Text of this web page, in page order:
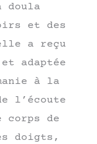
doula
et des
a reçu
adaptée
à la
l’écoute
de
doigts,